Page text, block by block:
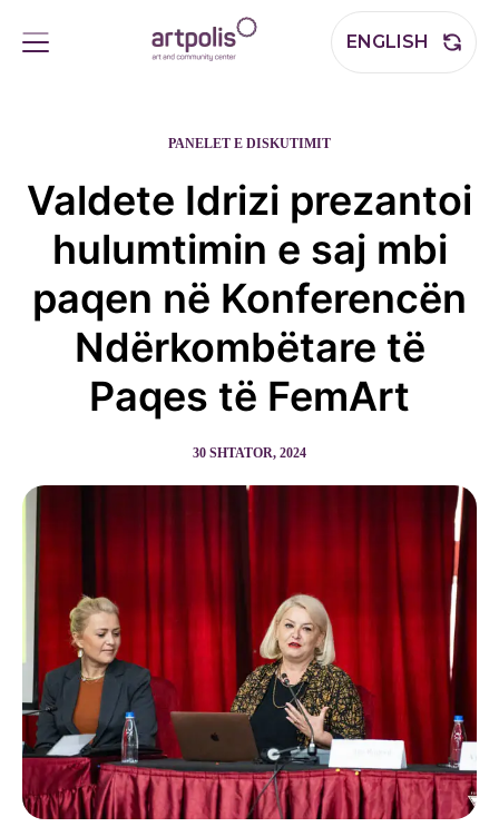
ENGLISH
PANELET E DISKUTIMIT
Valdete Idrizi prezantoi
hulumtimin e saj mbi
paqen në Konferencën
Ndërkombëtare të
Paqes të FemArt
30 SHTATOR, 2024